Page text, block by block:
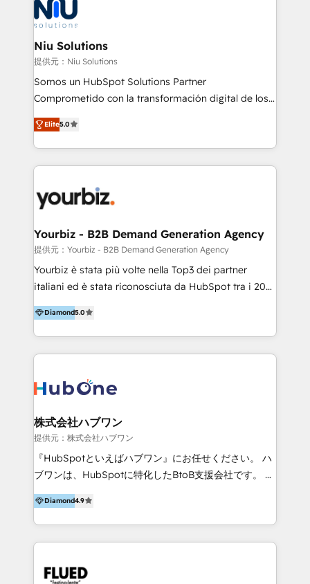
WhatsApp y sistemas logísticos. Nuestro equipo
multicultural trabaja en español, inglés y portugués,
uniendo visión estratégica y excelencia técnica para
generar resultados medibles. Apoyamos a empresas
de construcción, educación, tecnología, retail, e-
commerce, salud, financieras, seguros y servicios,
tomar decisiones basadas en datos. 🌎 Highlights:
5+ años como partner HubSpot 100+
LATAM 2025 🏆 Impulsamos crecimiento con CRM +
IA en múltiples industrias. 👉 ¿Listo para transformar
Niu Solutions
提供元：Niu Solutions
Somos un HubSpot Solutions Partner
Comprometido con la transformación digital de los
procesos comerciales de las empresas en
Latinoamérica, con un enfoque en Marketing, Ventas
y Servicio al Cliente. Somos un equipo de trabajo
multidisciplinario de alto rendimiento, con
Optimizar la eficiencia operativa de nuestros
Asegurar resultados medibles Nos especializamos
en bancos, seguros, e-commerce, Desarrolladores
Inmobiliarios y Empresas Distribuidoras de
Productos
Elite5.0
Yourbiz - B2B Demand Generation Agency
提供元：Yourbiz - B2B Demand Generation Agency
Yourbiz è stata più volte nella Top3 dei partner
italiani ed è stata riconosciuta da HubSpot tra i 20
migliori partner EMEA per la gestione del cliente.
Stiamo accompagnando oltre 100 aziende nella
digitalizzazione e ottimizzazione dei processi di
marketing e vendita. Il nostro metodo DAM è stato
mappatura dei canali di acquisizione dei contatti e
HubSpot come fornitore ufficiale per le integrazioni
tra il CRM e altri sistemi aziendali, tra cui SAP,
AS400, TeamSystem. HubSpot ci ha riconosciuto
come formatori ufficiali per l'adozione del CRM in
50% più alto tra i nostri clienti rispetto le altre
aziende. Lavoriamo con aziende B2B tra i 5 e i 35
massimizzare il ritorno sugli investimenti.
Diamond5.0
株式会社ハブワン
提供元：株式会社ハブワン
『HubSpotといえばハブワン』にお任せください。 ハ
ブワンは、HubSpotに特化したBtoB支援会社です。 ノ
ーコードCMS構築、CRM／MA／SFAの設計・運用、他
システムAPI連携・開発、営業定着支援、カスタマーサ
クセス体制の設計まで、ワンストップ完結できる支援体
制を整えています。 HubSpotの導入支援だけでなく、
ナリオ設計まで含めてご提案。「導入して終わり」では
Diamond4.9